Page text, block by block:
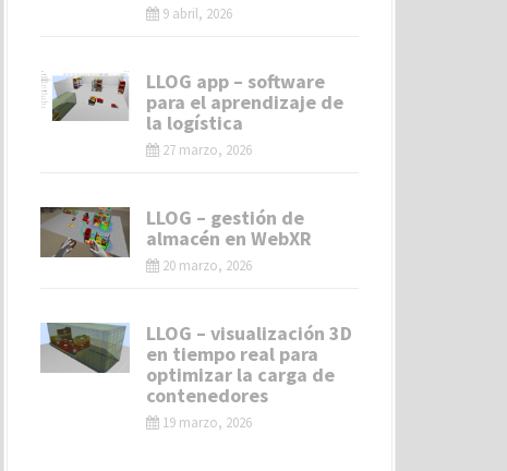
9 abril, 2026
LLOG app – software
para el aprendizaje de
la logística
27 marzo, 2026
LLOG – gestión de
almacén en WebXR
20 marzo, 2026
LLOG – visualización 3D
en tiempo real para
optimizar la carga de
contenedores
19 marzo, 2026